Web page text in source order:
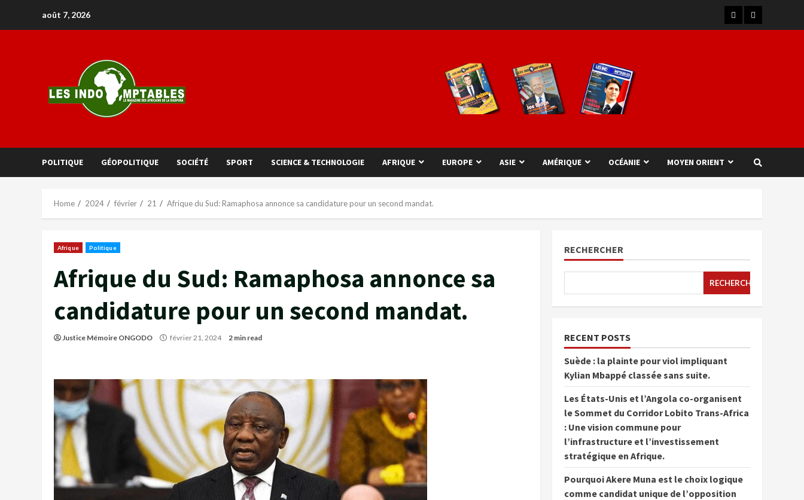
août 7, 2026
POLITIQUE GÉOPOLITIQUE SOCIÉTÉ SPORT SCIENCE & TECHNOLOGIE AFRIQUE EUROPE ASIE AMÉRIQUE OCÉANIE MOYEN ORIENT
Home 2024 février 21 Afrique du Sud: Ramaphosa annonce sa candidature pour un second mandat.
Afrique Politique
Afrique du Sud: Ramaphosa annonce sa
candidature pour un second mandat.
Justice Mémoire ONGODO février 21, 2024 2 min read
RECHERCHER
RECHERCHER
RECENT POSTS
Suède : la plainte pour viol impliquant
Kylian Mbappé classée sans suite.
Les États-Unis et l’Angola co-organisent
le Sommet du Corridor Lobito Trans-Africa
: Une vision commune pour
l’infrastructure et l’investissement
stratégique en Afrique.
Pourquoi Akere Muna est le choix logique
comme candidat unique de l’opposition